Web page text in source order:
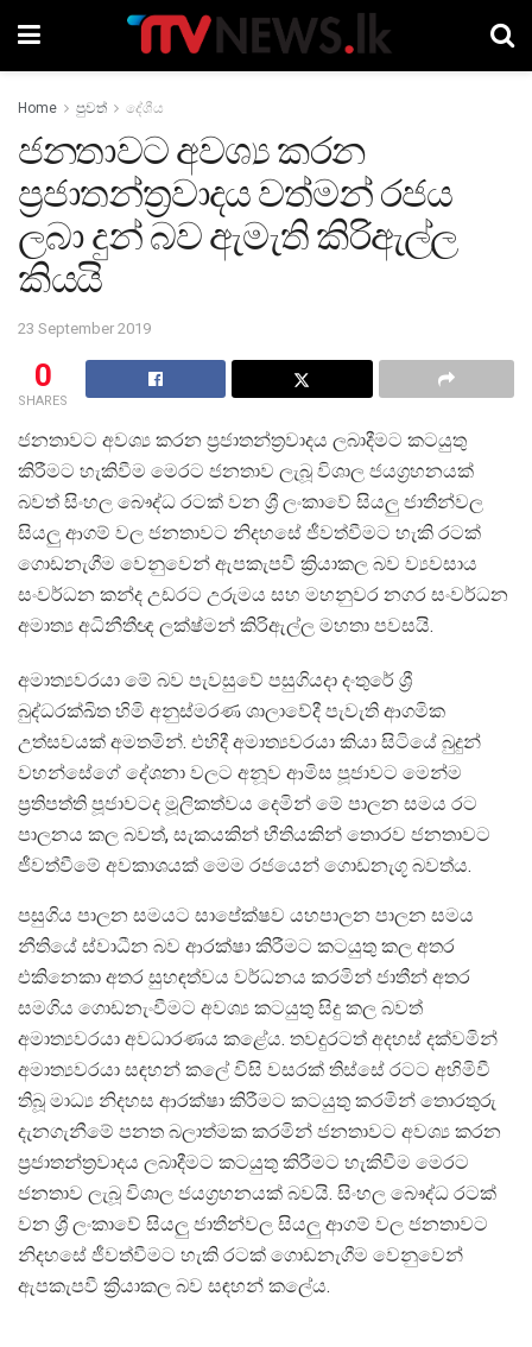
Home පුවත් දේශීය
ජනතාවට අවශ්‍ය කරන
ප්‍රජාතන්ත්‍රවාදය වත්මන් රජය
ලබා දුන් බව ඇමැති කිරිඇල්ල
කියයි
23 September 2019
0
SHARES
ජනතාවට අවශ්‍ය කරන ප්‍රජාතන්ත්‍රවාදය ලබාදීමට කටයුතු
කිරීමට හැකිවීම මෙරට ජනතාව ලැබූ විශාල ජයග්‍රහනයක්
බවත් සිංහල බෞද්ධ රටක් වන ශ්‍රී ලංකාවේ සියලු ජාතීන්වල
සියලු ආගම් වල ජනතාවට නිදහසේ ජීවත්වීමට හැකි රටක්
ගොඩනැගීම වෙනුවෙන් ඇපකැපවී ක්‍රියාකල බව ව්‍යවසාය
සංවර්ධන කන්ද උඩරට උරුමය සහ මහනුවර නගර සංවර්ධන
අමාත්‍ය අධිනීතීඥ ලක්ෂ්මන් කිරිඇල්ල මහතා පවසයි.
අමාත්‍යවරයා මේ බව පැවසුවේ පසුගියදා දංතුරේ ශ්‍රී
බුද්ධරක්ඛිත හිමි අනුස්මරණ ශාලාවේදී පැවැති ආගමික
උත්සවයක් අමතමින්. එහිදී අමාත්‍යවරයා කියා සිටියේ බුදුන්
වහන්සේගේ දේශනා වලට අනූව ආමිස පූජාවට මෙන්ම
ප්‍රතිපත්ති පූජාවටද මූලිකත්වය දෙමින් මේ පාලන සමය රට
පාලනය කල බවත්, සැකයකින් භීතියකින් තොරව ජනතාවට
ජීවත්වීමේ අවකාශයක් මෙම රජයෙන් ගොඩනැගූ බවත්ය.
පසුගිය පාලන සමයට සාපේක්ෂව යහපාලන පාලන සමය
නීතියේ ස්වාධීන බව ආරක්ෂා කිරීමට කටයුතු කල අතර
එකිනෙකා අතර සුහඳත්වය වර්ධනය කරමින් ජාතීන් අතර
සමගිය ගොඩනැංවීමට අවශ්‍ය කටයුතු සිදු කල බවත්
අමාත්‍යවරයා අවධාරණය කළේය. තවදුරටත් අදහස් දක්වමින්
අමාත්‍යවරයා සඳහන් කලේ විසි වසරක් තිස්සේ රටට අහිමිවී
තිබූ මාධ්‍ය නිදහස ආරක්ෂා කිරීමට කටයුතු කරමින් තොරතුරු
දැනගැනීමේ පනත බලාත්මක කරමින් ජනතාවට අවශ්‍ය කරන
ප්‍රජාතන්ත්‍රවාදය ලබාදීමට කටයුතු කිරීමට හැකිවීම මෙරට
ජනතාව ලැබූ විශාල ජයග්‍රහනයක් බවයි. සිංහල බෞද්ධ රටක්
වන ශ්‍රී ලංකාවේ සියලු ජාතීන්වල සියලු ආගම් වල ජනතාවට
නිදහසේ ජීවත්වීමට හැකි රටක් ගොඩනැගීම වෙනුවෙන්
ඇපකැපවී ක්‍රියාකල බව සඳහන් කලේය.